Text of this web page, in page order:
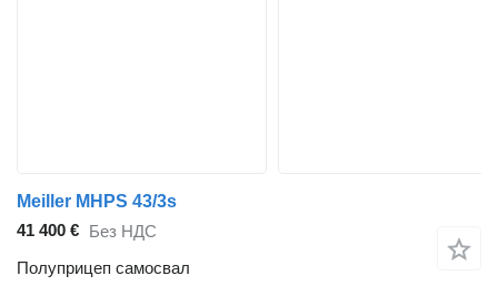
Meiller MHPS 43/3s
41 400 € Без НДС
Полуприцеп самосвал